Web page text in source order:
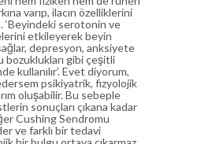
varıp, ilacın özelliklerini
‘Beyindeki serotonin ve
etkileyerek beyin
depresyon, anksiyete
bozuklukları gibi çeşitli
kullanılır’. Evet diyorum,
psikiyatrik, fizyolojik
oluşabilir. Bu sebeple
sonuçları çıkana kadar
Cushing Sendromu
ve farklı bir tedavi